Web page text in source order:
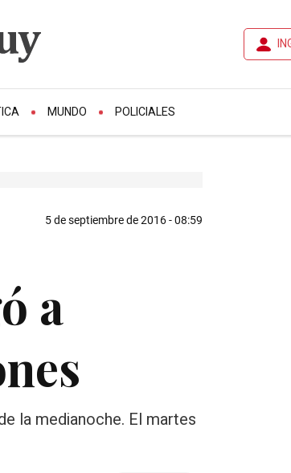
MUNDO
POLICIALES
5 de septiembre de 2016 - 08:59
a
la medianoche. El martes